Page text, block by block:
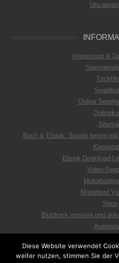
Impressum &
Online
Buch & Ebook: Segeln lernen
Ebook Download-
Video-
Motorboot
Shop
Blutdruck messen und
© 2026
Diese Website verwendet
weiter nutzen, stimmen Sie der